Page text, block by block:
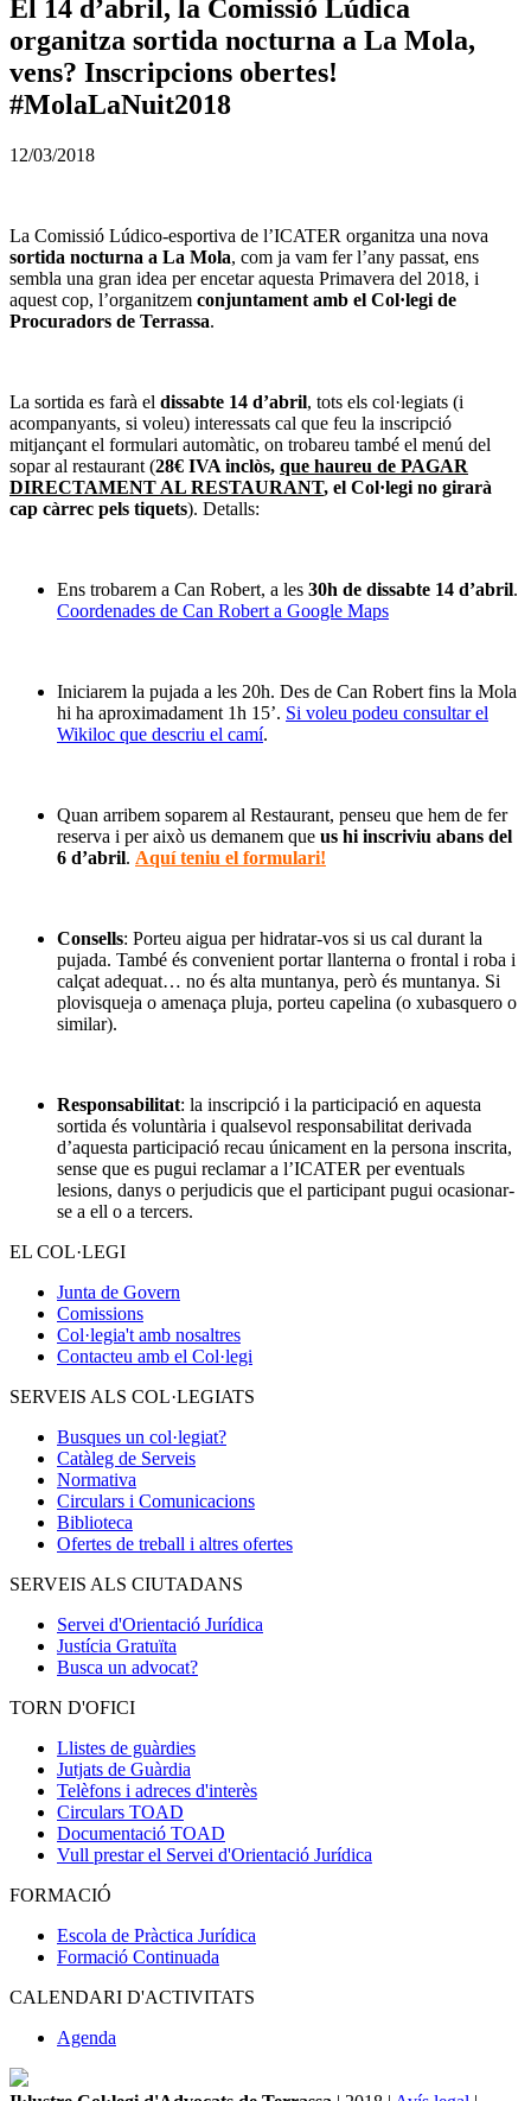
El 14 d’abril, la Comissió Lúdica
organitza sortida nocturna a La Mola,
vens? Inscripcions obertes!
#MolaLaNuit2018
12/03/2018
La Comissió Lúdico-esportiva de l’ICATER organitza una nova
sortida nocturna a La Mola, com ja vam fer l’any passat, ens
sembla una gran idea per encetar aquesta Primavera del 2018, i
aquest cop, l’organitzem conjuntament amb el Col·legi de
Procuradors de Terrassa.
La sortida es farà el dissabte 14 d’abril, tots els col·legiats (i
acompanyants, si voleu) interessats cal que feu la inscripció
mitjançant el formulari automàtic, on trobareu també el menú del
sopar al restaurant (28€ IVA inclòs, que haureu de PAGAR
DIRECTAMENT AL RESTAURANT, el Col·legi no girarà
cap càrrec pels tiquets). Detalls:
Ens trobarem a Can Robert, a les 30h de dissabte 14 d’abril.
Coordenades de Can Robert a Google Maps
Iniciarem la pujada a les 20h. Des de Can Robert fins la Mola
hi ha aproximadament 1h 15’. Si voleu podeu consultar el
Wikiloc que descriu el camí.
Quan arribem soparem al Restaurant, penseu que hem de fer
reserva i per això us demanem que us hi inscriviu abans del
6 d’abril. Aquí teniu el formulari!
Consells: Porteu aigua per hidratar-vos si us cal durant la
pujada. També és convenient portar llanterna o frontal i roba i
calçat adequat… no és alta muntanya, però és muntanya. Si
plovisqueja o amenaça pluja, porteu capelina (o xubasquero o
similar).
Responsabilitat: la inscripció i la participació en aquesta
sortida és voluntària i qualsevol responsabilitat derivada
d’aquesta participació recau únicament en la persona inscrita,
sense que es pugui reclamar a l’ICATER per eventuals
lesions, danys o perjudicis que el participant pugui ocasionar-
se a ell o a tercers.
EL COL·LEGI
Junta de Govern
Comissions
Col·legia't amb nosaltres
Contacteu amb el Col·legi
SERVEIS ALS COL·LEGIATS
Busques un col·legiat?
Catàleg de Serveis
Normativa
Circulars i Comunicacions
Biblioteca
Ofertes de treball i altres ofertes
SERVEIS ALS CIUTADANS
Servei d'Orientació Jurídica
Justícia Gratuïta
Busca un advocat?
TORN D'OFICI
Llistes de guàrdies
Jutjats de Guàrdia
Telèfons i adreces d'interès
Circulars TOAD
Documentació TOAD
Vull prestar el Servei d'Orientació Jurídica
FORMACIÓ
Escola de Pràctica Jurídica
Formació Continuada
CALENDARI D'ACTIVITATS
Agenda